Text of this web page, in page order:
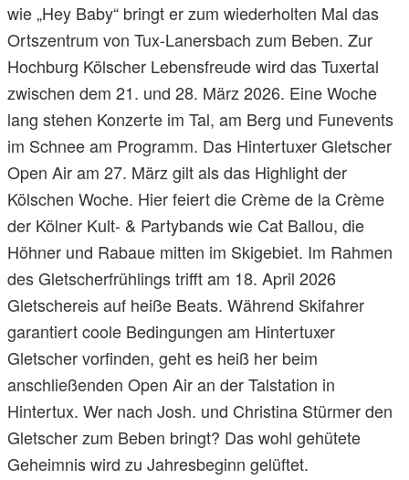
wie „Hey Baby“ bringt er zum wiederholten Mal das
Ortszentrum von Tux-Lanersbach zum Beben. Zur
Hochburg Kölscher Lebensfreude wird das Tuxertal
zwischen dem 21. und 28. März 2026. Eine Woche
lang stehen Konzerte im Tal, am Berg und Funevents
im Schnee am Programm. Das Hintertuxer Gletscher
Open Air am 27. März gilt als das Highlight der
Kölschen Woche. Hier feiert die Crème de la Crème
der Kölner Kult- & Partybands wie Cat Ballou, die
Höhner und Rabaue mitten im Skigebiet. Im Rahmen
des Gletscherfrühlings trifft am 18. April 2026
Gletschereis auf heiße Beats. Während Skifahrer
garantiert coole Bedingungen am Hintertuxer
Gletscher vorfinden, geht es heiß her beim
anschließenden Open Air an der Talstation in
Hintertux. Wer nach Josh. und Christina Stürmer den
Gletscher zum Beben bringt? Das wohl gehütete
Geheimnis wird zu Jahresbeginn gelüftet.